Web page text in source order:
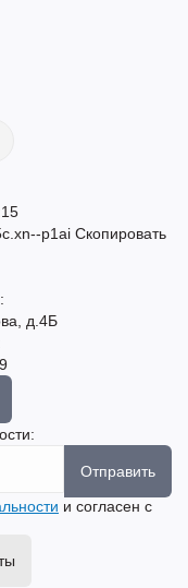
p1ai Скопировать
д.4Б
Отправить
и согласен с